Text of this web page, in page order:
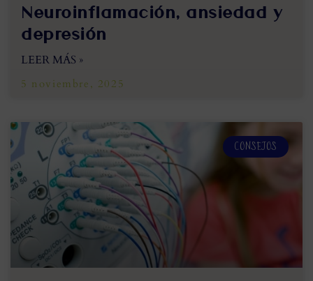
Neuroinflamación, ansiedad y
depresión
LEER MÁS »
5 noviembre, 2025
CONSEJOS